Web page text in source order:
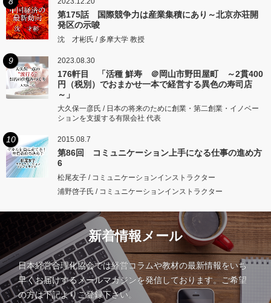
第175話 国際競争力は産業集積にあり～北京亦荘開
発区の示唆
沈 才彬氏 / 多摩大学 教授
9 2023.08.30
176軒目 「活種 鮮寿 ＠岡山市野田屋町 ～2貫400
円（税別）でおまかせ一本で経営する異色の寿司店
～」
大久保一彦氏 / 日本の将来のために創業・第二創業・イノベー
ションを支援する有限会社 代表
10 2015.08.7
第86回 コミュニケーション上手になる仕事の進め方
6
松尾友子 / コミュニケーションインストラクター
浦野啓子氏 / コミュニケーションインストラクター
新着情報メール
日本経営合理化協会では経営コラムや教材の最新情報をいち
早くお届けするメールマガジンを発信しております。ご希望
の方は下記よりご登録下さい。